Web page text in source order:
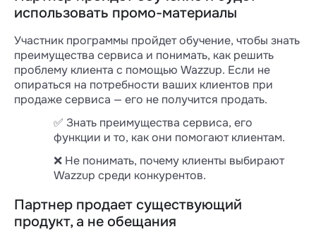
использовать промо-материалы
Участник программы пройдет обучение, чтобы знать
преимущества сервиса и понимать, как решить
проблему клиента с помощью Wazzup. Если не
опираться на потребности ваших клиентов при
продаже сервиса — его не получится продать.
✅ Знать преимущества сервиса, его
функции и то, как они помогают клиентам.
❌ Не понимать, почему клиенты выбирают
Wazzup среди конкурентов.
Партнер продает существующий
продукт, а не обещания